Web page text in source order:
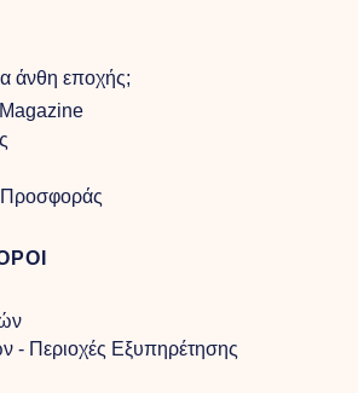
άνθη εποχής;
Magazine
Προσφοράς
- Περιοχές Εξυπηρέτησης